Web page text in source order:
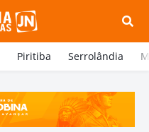
Piritiba Serrolândia